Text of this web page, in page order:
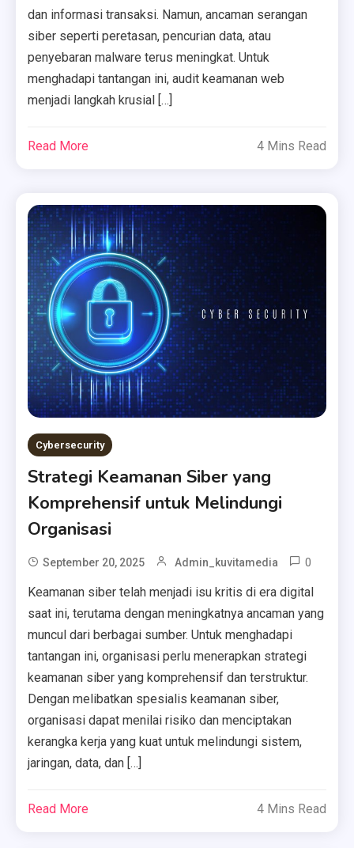
dan informasi transaksi. Namun, ancaman serangan
siber seperti peretasan, pencurian data, atau
penyebaran malware terus meningkat. Untuk
menghadapi tantangan ini, audit keamanan web
menjadi langkah krusial […]
Read More 4 Mins Read
Cybersecurity
Strategi Keamanan Siber yang
Komprehensif untuk Melindungi
Organisasi
September 20, 2025 Admin_kuvitamedia 0
Keamanan siber telah menjadi isu kritis di era digital
saat ini, terutama dengan meningkatnya ancaman yang
muncul dari berbagai sumber. Untuk menghadapi
tantangan ini, organisasi perlu menerapkan strategi
keamanan siber yang komprehensif dan terstruktur.
Dengan melibatkan spesialis keamanan siber,
organisasi dapat menilai risiko dan menciptakan
kerangka kerja yang kuat untuk melindungi sistem,
jaringan, data, dan […]
Read More 4 Mins Read